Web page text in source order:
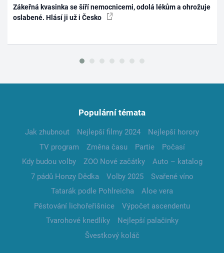
Zákeřná kvasinka se šíří nemocnicemi, odolá lékům a ohrožuje
oslabené. Hlásí ji už i Česko
Populární témata
Jak zhubnout Nejlepší filmy 2024
Nejlepší horory
TV program
Změna času Partie
Počasí
Kdy budou volby
ZOO Nové začátky
Auto – katalog
7 pádů Honzy Dědka
Volby 2025
Svařené víno
Tatarák podle Pohlreicha
Aloe vera
Pěstování lichořeřišnice
Výpočet ascendentu
Tvarohové knedlíky
Nejlepší palačinky
Švestkový koláč